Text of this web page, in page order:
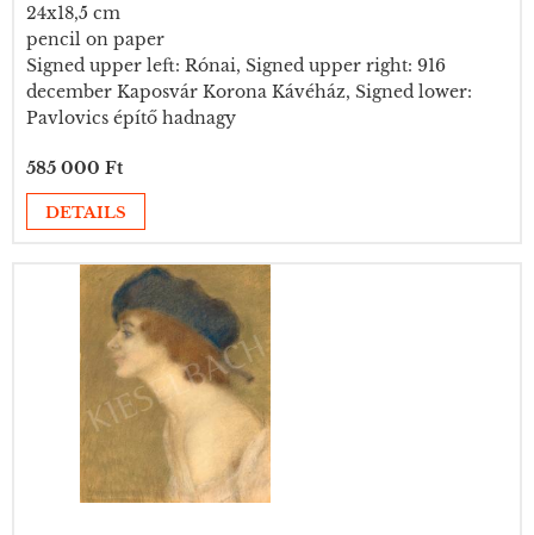
24x18,5 cm
pencil on paper
Signed upper left: Rónai, Signed upper right: 916
december Kaposvár Korona Kávéház, Signed lower:
Pavlovics építő hadnagy
585 000 Ft
DETAILS